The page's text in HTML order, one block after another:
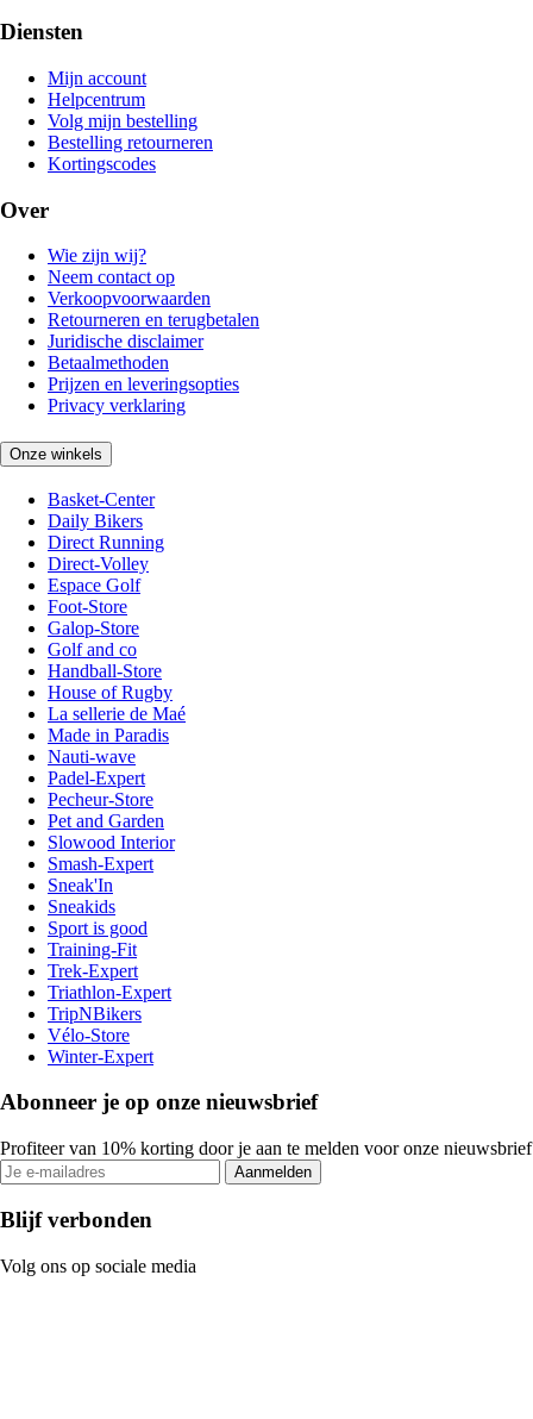
Diensten
Mijn account
Helpcentrum
Volg mijn bestelling
Bestelling retourneren
Kortingscodes
Over
Wie zijn wij?
Neem contact op
Verkoopvoorwaarden
Retourneren en terugbetalen
Juridische disclaimer
Betaalmethoden
Prijzen en leveringsopties
Privacy verklaring
Onze winkels
Basket-Center
Daily Bikers
Direct Running
Direct-Volley
Espace Golf
Foot-Store
Galop-Store
Golf and co
Handball-Store
House of Rugby
La sellerie de Maé
Made in Paradis
Nauti-wave
Padel-Expert
Pecheur-Store
Pet and Garden
Slowood Interior
Smash-Expert
Sneak'In
Sneakids
Sport is good
Training-Fit
Trek-Expert
Triathlon-Expert
TripNBikers
Vélo-Store
Winter-Expert
Abonneer je op onze nieuwsbrief
Profiteer van 10% korting door je aan te melden voor onze nieuwsbrief
Aanmelden
Blijf verbonden
Volg ons op sociale media